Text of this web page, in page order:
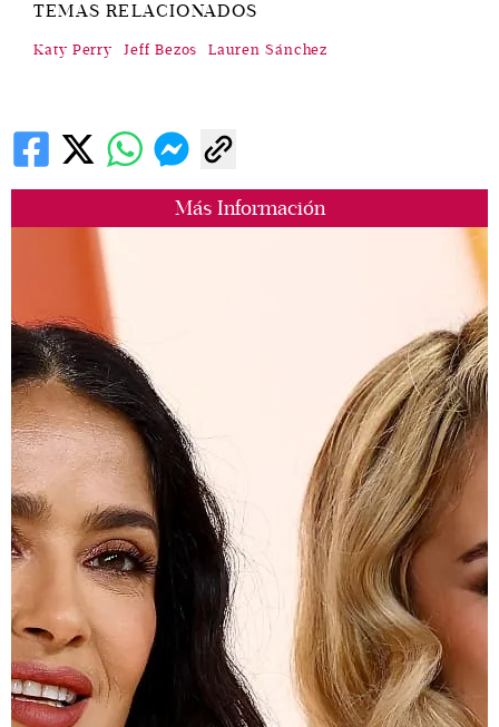
Más Información
TEMAS RELACIONADOS
Katy Perry Jeff Bezos Lauren Sánchez